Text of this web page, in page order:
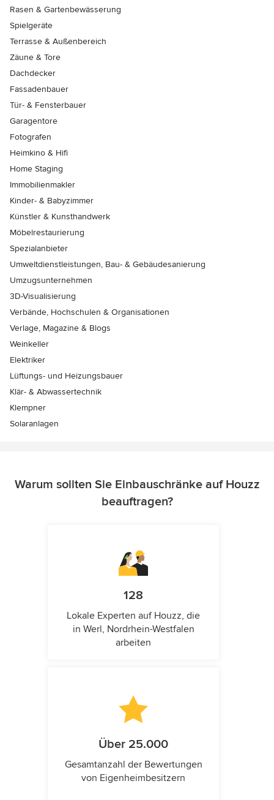
Rasen & Gartenbewässerung
Spielgeräte
Terrasse & Außenbereich
Zäune & Tore
Dachdecker
Fassadenbauer
Tür- & Fensterbauer
Garagentore
Fotografen
Heimkino & Hifi
Home Staging
Immobilienmakler
Kinder- & Babyzimmer
Künstler & Kunsthandwerk
Möbelrestaurierung
Spezialanbieter
Umweltdienstleistungen, Bau- & Gebäudesanierung
Umzugsunternehmen
3D-Visualisierung
Verbände, Hochschulen & Organisationen
Verlage, Magazine & Blogs
Weinkeller
Elektriker
Lüftungs- und Heizungsbauer
Klär- & Abwassertechnik
Klempner
Solaranlagen
Warum sollten Sie Einbauschränke auf Houzz
beauftragen?
128
Lokale Experten auf Houzz, die
in Werl, Nordrhein-Westfalen
arbeiten
Über 25.000
Gesamtanzahl der Bewertungen
von Eigenheimbesitzern